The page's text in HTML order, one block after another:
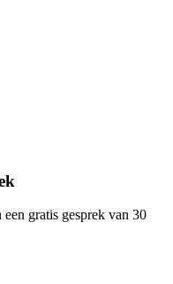
gratis gesprek van 30